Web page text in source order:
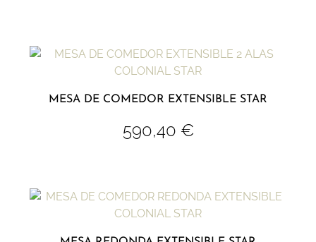
MESA DE COMEDOR EXTENSIBLE STAR
590,40 €